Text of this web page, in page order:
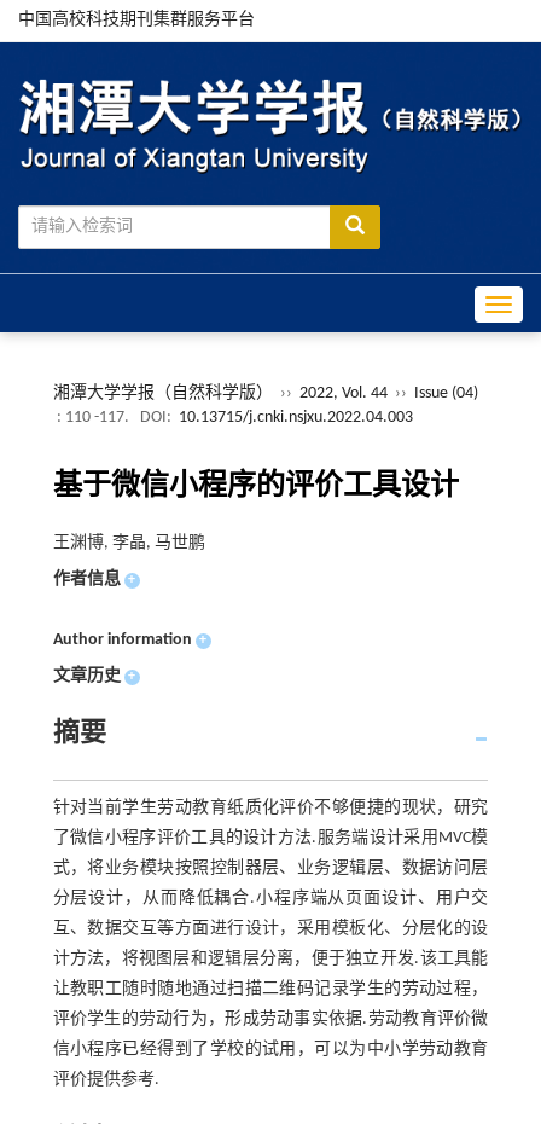
中国高校科技期刊集群服务平台
湘潭大学学报（自然科学版） ›› 2022, Vol. 44 ›› Issue (04)
: 110 -117.
DOI: 10.13715/j.cnki.nsjxu.2022.04.003
基于微信小程序的评价工具设计
王渊博, 李晶, 马世鹏
作者信息 +
Author information +
文章历史 +
摘要
针对当前学生劳动教育纸质化评价不够便捷的现状，研究
了微信小程序评价工具的设计方法.服务端设计采用MVC模
式，将业务模块按照控制器层、业务逻辑层、数据访问层
分层设计，从而降低耦合.小程序端从页面设计、用户交
互、数据交互等方面进行设计，采用模板化、分层化的设
计方法，将视图层和逻辑层分离，便于独立开发.该工具能
让教职工随时随地通过扫描二维码记录学生的劳动过程，
评价学生的劳动行为，形成劳动事实依据.劳动教育评价微
信小程序已经得到了学校的试用，可以为中小学劳动教育
评价提供参考.